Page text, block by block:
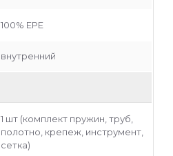
100% EPE
внутренний
1 шт (комплект пружин, труб,
полотно, крепеж, инструмент,
сетка)